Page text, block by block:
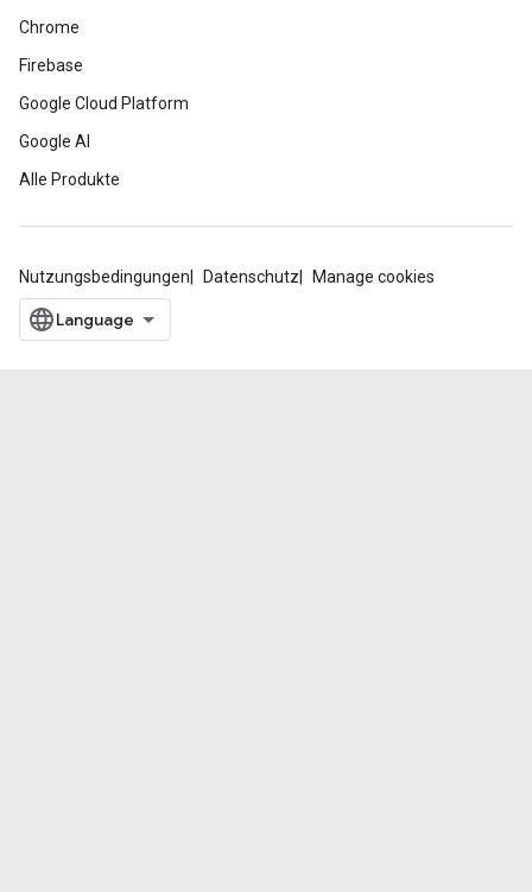
Chrome
Firebase
Google Cloud Platform
Google AI
Alle Produkte
Nutzungsbedingungen Datenschutz Manage cookies